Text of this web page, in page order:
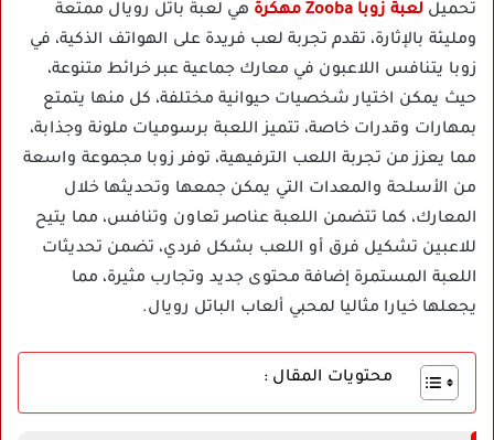
تحميل لعبة زوبا Zooba مهكرة
هي لعبة باتل رويال ممتعة
ومليئة بالإثارة، تقدم تجربة لعب فريدة على الهواتف الذكية، في
زوبا يتنافس اللاعبون في معارك جماعية عبر خرائط متنوعة،
حيث يمكن اختيار شخصيات حيوانية مختلفة، كل منها يتمتع
بمهارات وقدرات خاصة، تتميز اللعبة برسوميات ملونة وجذابة،
مما يعزز من تجربة اللعب الترفيهية، توفر زوبا مجموعة واسعة
من الأسلحة والمعدات التي يمكن جمعها وتحديثها خلال
المعارك، كما تتضمن اللعبة عناصر تعاون وتنافس، مما يتيح
للاعبين تشكيل فرق أو اللعب بشكل فردي، تضمن تحديثات
اللعبة المستمرة إضافة محتوى جديد وتجارب مثيرة، مما
يجعلها خيارا مثاليا لمحبي ألعاب الباتل رويال.
محتويات المقال :